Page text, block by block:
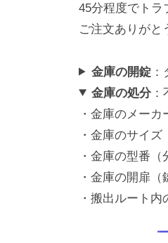
45分程度でトラ
ご注文ありがと
金庫の開錠
金庫の処分
・金庫のメーカ
・金庫のサイズ
・金庫の型番（
・金庫の開扉
・搬出ルート